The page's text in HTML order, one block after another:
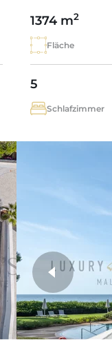
1374 m2
Fläche
5
Schlafzimmer